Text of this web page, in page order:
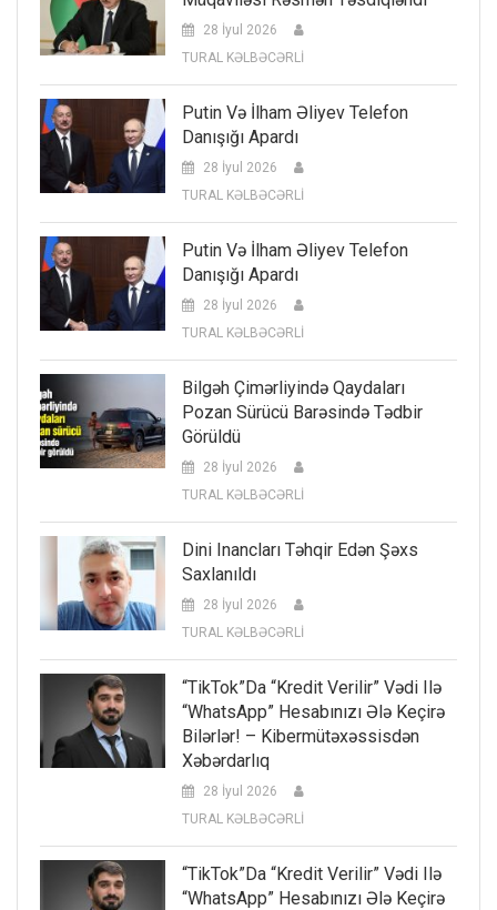
28 İyul 2026
TURAL KƏLBƏCƏRLİ
Putin Və İlham Əliyev Telefon
Danışığı Apardı
28 İyul 2026
TURAL KƏLBƏCƏRLİ
Putin Və İlham Əliyev Telefon
Danışığı Apardı
28 İyul 2026
TURAL KƏLBƏCƏRLİ
Bilgəh Çimərliyində Qaydaları
Pozan Sürücü Barəsində Tədbir
Görüldü
28 İyul 2026
TURAL KƏLBƏCƏRLİ
Dini Inancları Təhqir Edən Şəxs
Saxlanıldı
28 İyul 2026
TURAL KƏLBƏCƏRLİ
“TikTok”da “kredit Verilir” Vədi Ilə
“WhatsApp” Hesabınızı Ələ Keçirə
Bilərlər! – Kibermütəxəssisdən
Xəbərdarlıq
28 İyul 2026
TURAL KƏLBƏCƏRLİ
“TikTok”da “kredit Verilir” Vədi Ilə
“WhatsApp” Hesabınızı Ələ Keçirə